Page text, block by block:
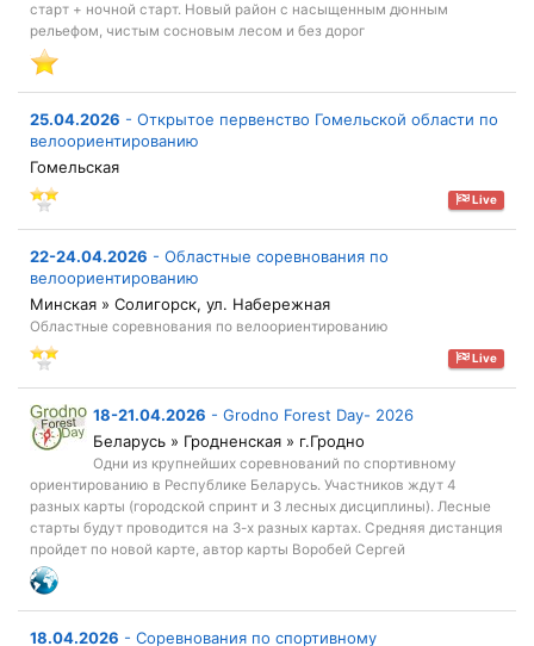
старт + ночной старт. Новый район с насыщенным дюнным
рельефом, чистым сосновым лесом и без дорог
25.04.2026 - Открытое первенство Гомельской области по
велоориентированию
Гомельская
Live
22-24.04.2026 - Областные соревнования по
велоориентированию
Минская » Солигорск, ул. Набережная
Областные соревнования по велоориентированию
Live
18-21.04.2026 - Grodno Forest Day- 2026
Беларусь » Гродненская » г.Гродно
Одни из крупнейших соревнований по спортивному
ориентированию в Республике Беларусь. Участников ждут 4
разных карты (городской спринт и 3 лесных дисциплины). Лесные
старты будут проводится на 3-х разных картах. Средняя дистанция
пройдет по новой карте, автор карты Воробей Сергей
18.04.2026 - Соревнования по спортивному